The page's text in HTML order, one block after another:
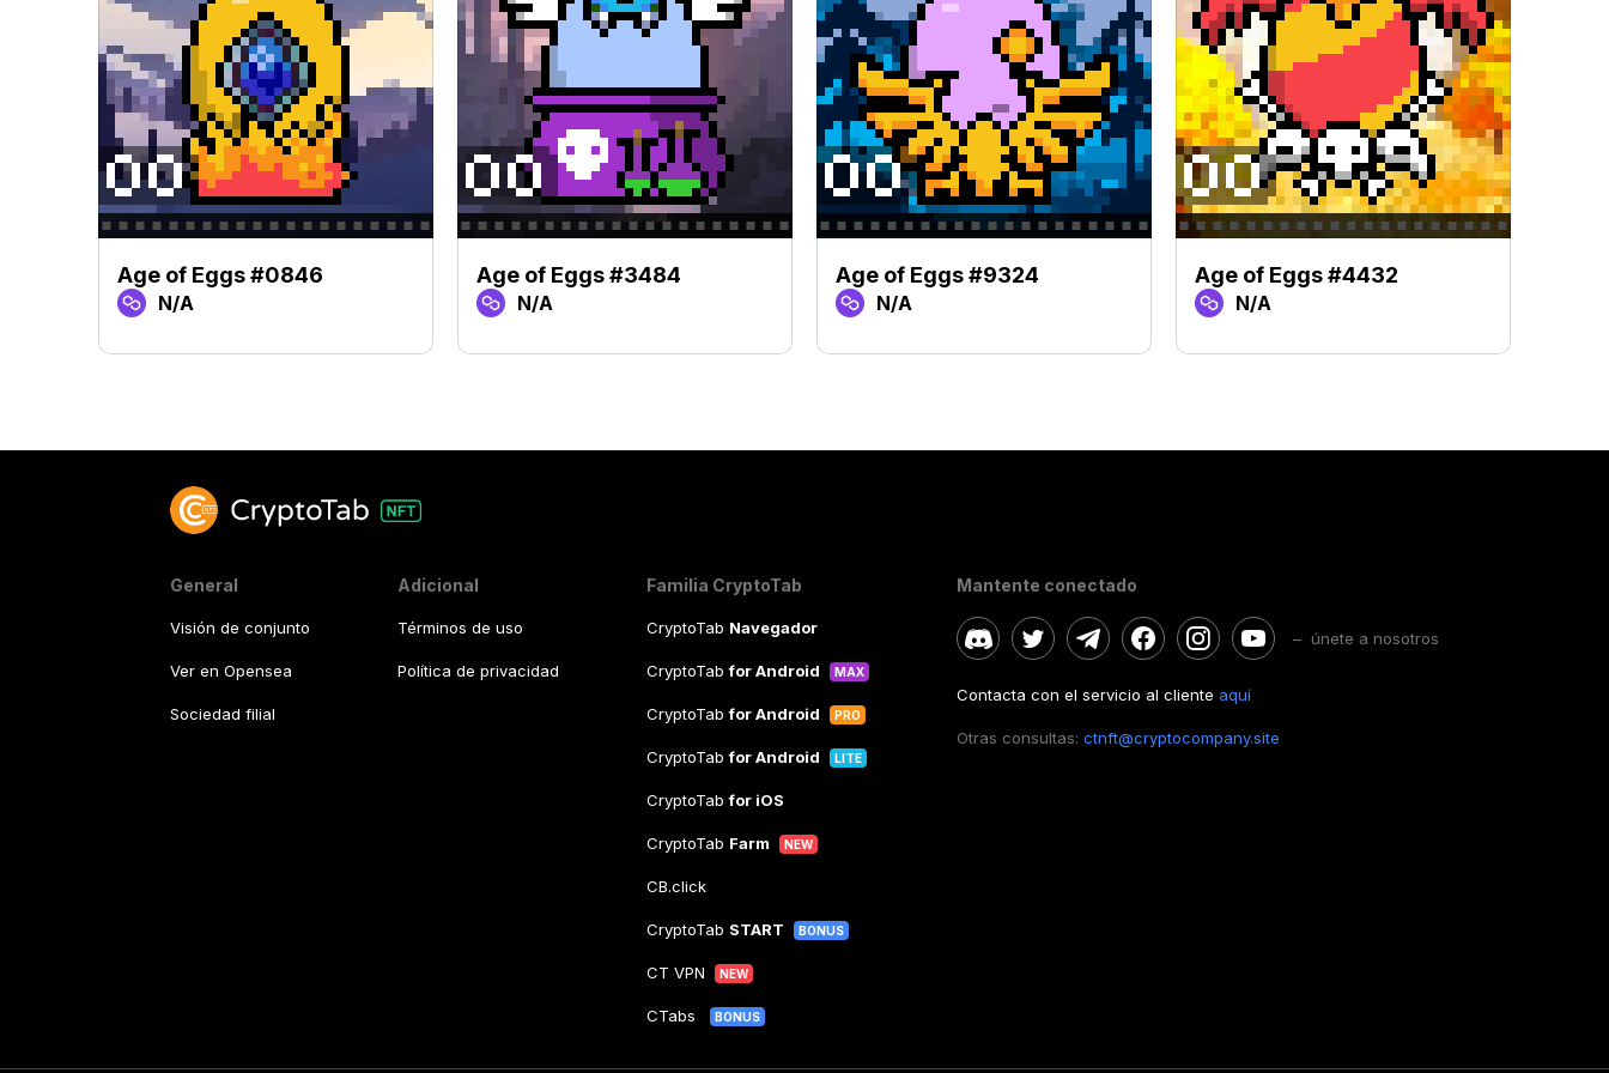
Age of Eggs #0846
N/A
Age of Eggs #3484
N/A
Age of Eggs #9324
N/A
Age of Eggs #4432
N/A
General
Visión de conjunto
Ver en Opensea
Sociedad filial
Adicional
Términos de uso
Política de privacidad
Familia CryptoTab
CryptoTab Navegador
CryptoTabfor Android MAX
CryptoTabfor Android PRO
CryptoTabfor Android LITE
CryptoTabfor iOS
CryptoTab Farm NEW
CB.click
CryptoTab START BONUS
CT VPN NEW
CTabs BONUS
Mantente conectado
– únete a nosotros
Contacta con el servicio al cliente aquí
Otras consultas: ctnft@cryptocompany.site